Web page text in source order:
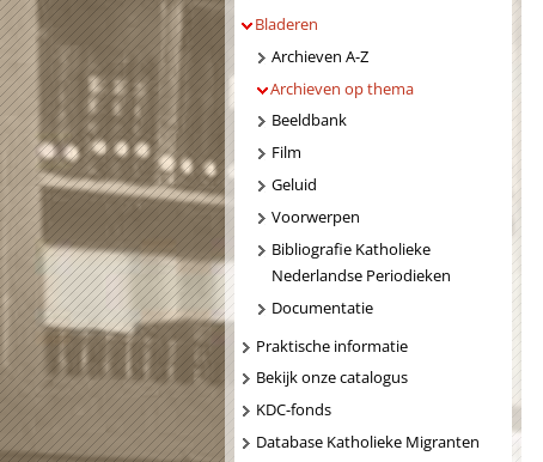
Bladeren
Archieven A-Z
Archieven op thema
Beeldbank
Film
Geluid
Voorwerpen
Bibliografie Katholieke
Nederlandse Periodieken
Documentatie
Praktische informatie
Bekijk onze catalogus
KDC-fonds
Database Katholieke Migranten